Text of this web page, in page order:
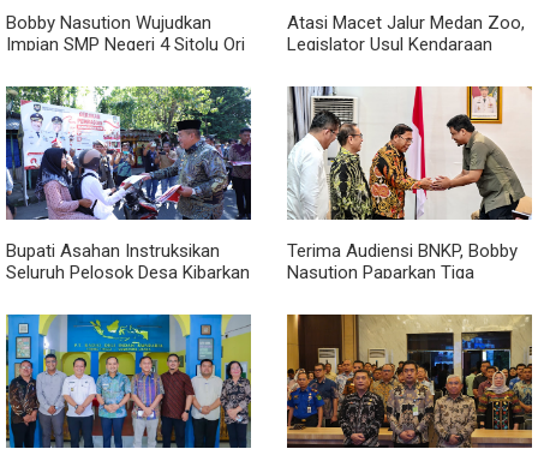
Bobby Nasution Wujudkan
Impian SMP Negeri 4 Sitolu Ori
Atasi Macet Jalur Medan Zoo,
Legislator Usul Kendaraan
Royal Sumatera
Bupati Asahan Instruksikan
Seluruh Pelosok Desa Kibarkan
Terima Audiensi BNKP, Bobby
Nasution Paparkan Tiga
Kepulauan Nias